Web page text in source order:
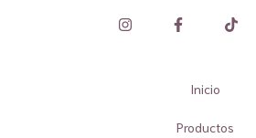
Inicio
Productos